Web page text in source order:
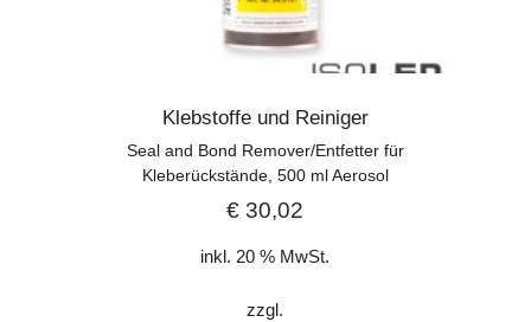
Klebstoffe und Reiniger
Seal and Bond Remover/Entfetter für
Kleberückstände, 500 ml Aerosol
€ 30,02
inkl. 20 % MwSt.
zzgl.